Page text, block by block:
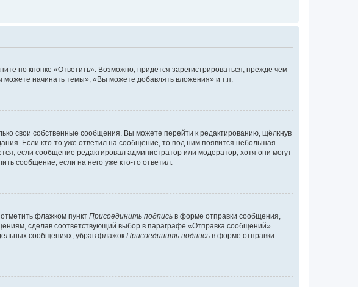
по кнопке «Ответить». Возможно, придётся зарегистрироваться, прежде чем
начинать темы», «Вы можете добавлять вложения» и т.п.
свои собственные сообщения. Вы можете перейти к редактированию, щёлкнув
Если кто-то уже ответил на сообщение, то под ним появится небольшая
если сообщение редактировал администратор или модератор, хотя они могут
сообщение, если на него уже кто-то ответил.
флажком пункт Присоединить подпись в форме отправки сообщения,
сделав соответствующий выбор в параграфе «Отправка сообщений»
сообщениях, убрав флажок Присоединить подпись в форме отправки